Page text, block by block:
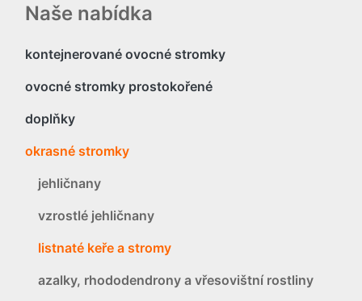
Naše nabídka
kontejnerované ovocné stromky
ovocné stromky prostokořené
doplňky
okrasné stromky
jehličnany
vzrostlé jehličnany
listnaté keře a stromy
azalky, rhododendrony a vřesovištní rostliny